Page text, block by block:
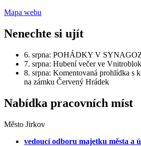
Mapa webu
Nenechte si ujít
6. srpna: POHÁDKY V
7. srpna: Hubení večer ve
8. srpna: Komentovaná prohlídka s
na zámku Červený Hrádek
Nabídka pracovních míst
Město Jirkov
vedoucí odboru majetku města a